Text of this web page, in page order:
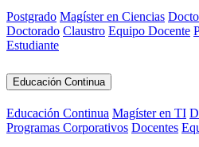
Postgrado Magíster en Ciencias
Doctorado Claustro Equipo Docente
Estudiante
Educación Continua
Educación Continua Magíster en TI
Programas Corporativos Docentes